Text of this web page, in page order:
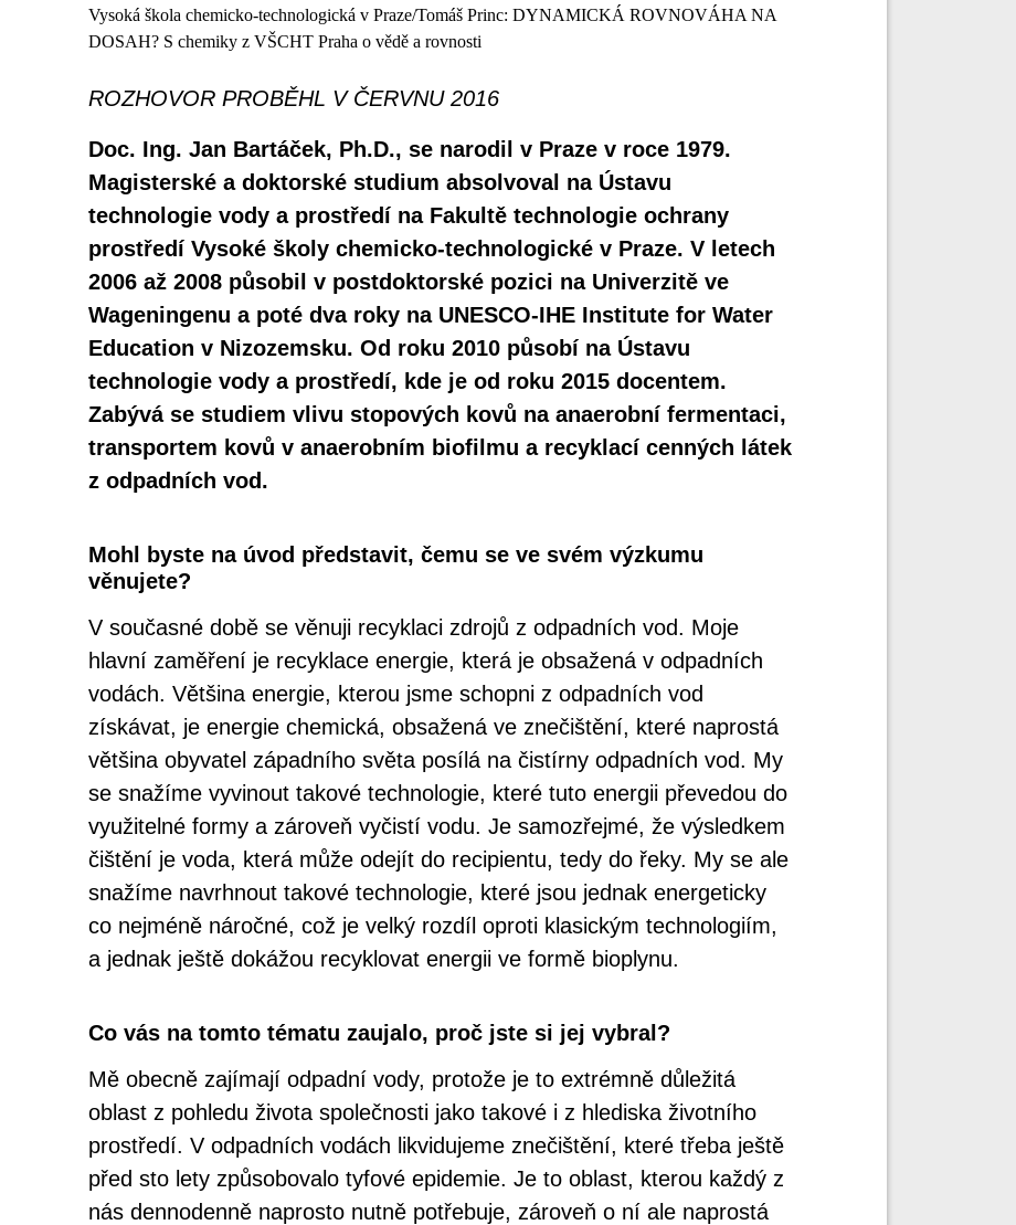
Vysoká škola chemicko-technologická v Praze/Tomáš Princ: DYNAMICKÁ ROVNOVÁHA NA
DOSAH? S chemiky z VŠCHT Praha o vědě a rovnosti
ROZHOVOR PROBĚHL V ČERVNU 2016
Doc. Ing. Jan Bartáček, Ph.D., se narodil v Praze v roce 1979.
Magisterské a doktorské studium absolvoval na Ústavu
technologie vody a prostředí na Fakultě technologie ochrany
prostředí Vysoké školy chemicko-technologické v Praze. V letech
2006 až 2008 působil v postdoktorské pozici na Univerzitě ve
Wageningenu a poté dva roky na UNESCO-IHE Institute for Water
Education v Nizozemsku. Od roku 2010 působí na Ústavu
technologie vody a prostředí, kde je od roku 2015 docentem.
Zabývá se studiem vlivu stopových kovů na anaerobní fermentaci,
transportem kovů v anaerobním biofilmu a recyklací cenných látek
z odpadních vod.
Mohl byste na úvod představit, čemu se ve svém výzkumu
věnujete?
V současné době se věnuji recyklaci zdrojů z odpadních vod. Moje
hlavní zaměření je recyklace energie, která je obsažená v odpadních
vodách. Většina energie, kterou jsme schopni z odpadních vod
získávat, je energie chemická, obsažená ve znečištění, které naprostá
většina obyvatel západního světa posílá na čistírny odpadních vod. My
se snažíme vyvinout takové technologie, které tuto energii převedou do
využitelné formy a zároveň vyčistí vodu. Je samozřejmé, že výsledkem
čištění je voda, která může odejít do recipientu, tedy do řeky. My se ale
snažíme navrhnout takové technologie, které jsou jednak energeticky
co nejméně náročné, což je velký rozdíl oproti klasickým technologiím,
a jednak ještě dokážou recyklovat energii ve formě bioplynu.
Co vás na tomto tématu zaujalo, proč jste si jej vybral?
Mě obecně zajímají odpadní vody, protože je to extrémně důležitá
oblast z pohledu života společnosti jako takové i z hlediska životního
prostředí. V odpadních vodách likvidujeme znečištění, které třeba ještě
před sto lety způsobovalo tyfové epidemie. Je to oblast, kterou každý z
nás dennodenně naprosto nutně potřebuje, zároveň o ní ale naprostá